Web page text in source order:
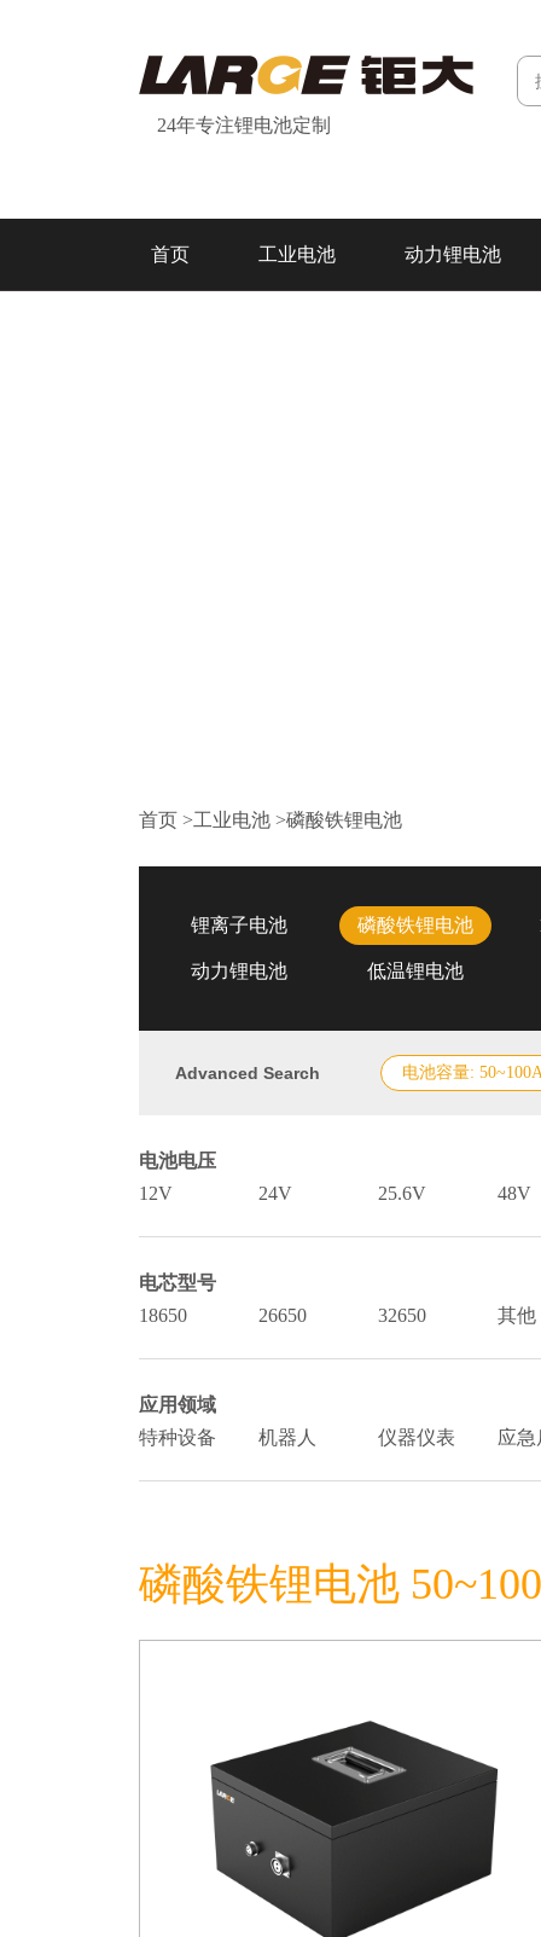
24年专注锂电池定制
首页 工业电池 动力锂电池
首页 >工业电池 >磷酸铁锂电池
锂离子电池 磷酸铁锂电池
动力锂电池 低温锂电池
Advanced Search 电池容量:
电池电压
12V
24V 25.6V 48V
电芯型号
18650
26650 32650 其他
应用领域
特种设备
机器人 仪器仪表 应急
磷酸铁锂电池